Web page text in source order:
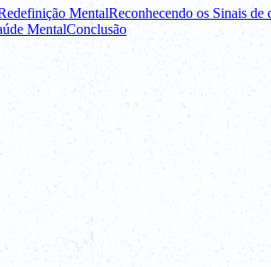
MentalReconhecendo os Sinais de
MentalConclusão